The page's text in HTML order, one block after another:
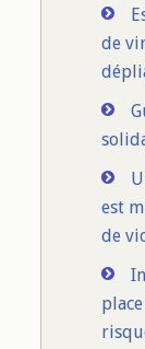
de
est
de